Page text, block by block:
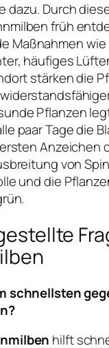
dazu. Durch
früh
Maßnahmen wie
häufiges
stärken die
Pflanzen
paar Tage die
Anzeichen
von
und die
schnellsten
hilft